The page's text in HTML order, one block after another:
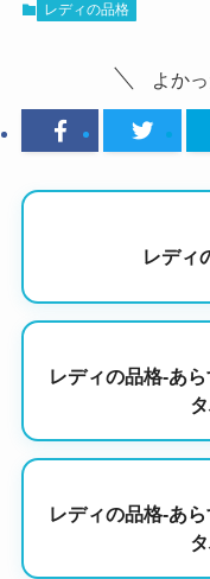
レディの品格
よか
レディ
レディの品格-あ
レディの品格-あ